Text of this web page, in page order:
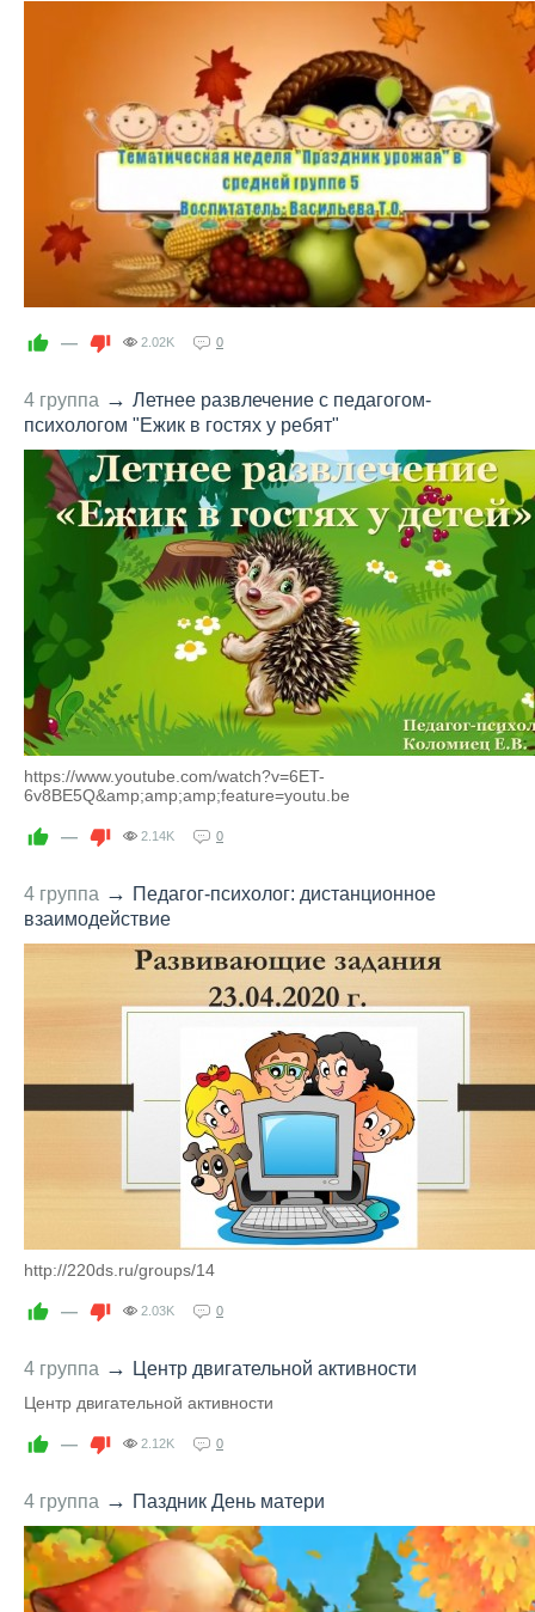
— 2.02K 0
4 группа → Летнее развлечение с педагогом-
психологом "Ежик в гостях у ребят"
https://www.youtube.com/watch?v=6ET-
6v8BE5Q&amp;amp;amp;feature=youtu.be
— 2.14K 0
4 группа → Педагог-психолог: дистанционное
взаимодействие
http://220ds.ru/groups/14
— 2.03K 0
4 группа → Центр двигательной активности
Центр двигательной активности
— 2.12K 0
4 группа → Паздник День матери